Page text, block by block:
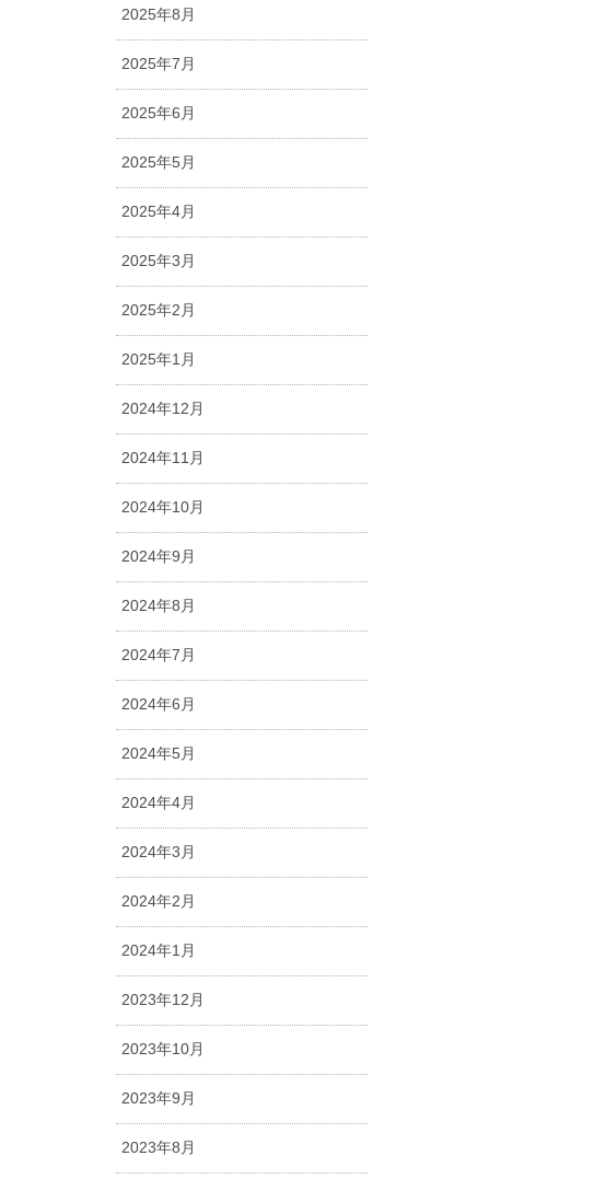
2025年8月
2025年7月
2025年6月
2025年5月
2025年4月
2025年3月
2025年2月
2025年1月
2024年12月
2024年11月
2024年10月
2024年9月
2024年8月
2024年7月
2024年6月
2024年5月
2024年4月
2024年3月
2024年2月
2024年1月
2023年12月
2023年10月
2023年9月
2023年8月